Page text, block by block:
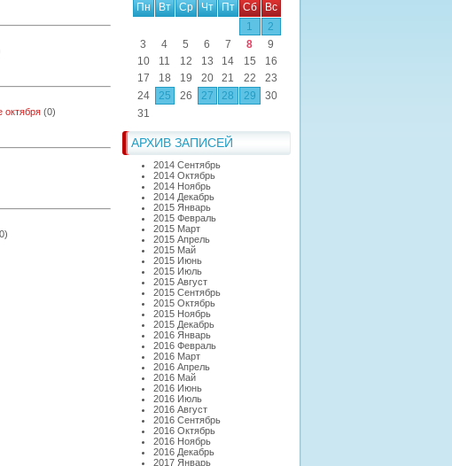
Пн
Вт Ср Чт Пт Сб
Вс
1
2
3
4 5 6 7 8
9
10
11 12 13 14 15
16
17
18 19 20 21 22
23
24
25 26 27 28 29
30
31
АРХИВ ЗАПИСЕЙ
2014 Сентябрь
2014 Октябрь
2014 Ноябрь
2014 Декабрь
2015 Январь
2015 Февраль
2015 Март
2015 Апрель
2015 Май
2015 Июнь
2015 Июль
2015 Август
2015 Сентябрь
2015 Октябрь
2015 Ноябрь
2015 Декабрь
2016 Январь
2016 Февраль
2016 Март
2016 Апрель
2016 Май
2016 Июнь
2016 Июль
2016 Август
2016 Сентябрь
2016 Октябрь
2016 Ноябрь
2016 Декабрь
2017 Январь
октября (0)